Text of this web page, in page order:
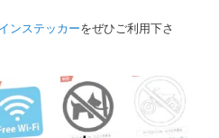
ンステッカーをぜひご利用下さ